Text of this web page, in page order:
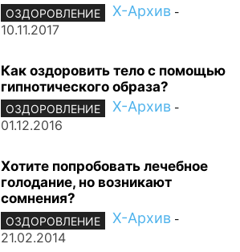
ОЗДОРОВЛЕНИЕ Х-Архив -
10.11.2017
Как оздоровить тело с помощью
гипнотического образа?
ОЗДОРОВЛЕНИЕ Х-Архив -
01.12.2016
Хотите попробовать лечебное
голодание, но возникают
сомнения?
ОЗДОРОВЛЕНИЕ Х-Архив -
21.02.2014